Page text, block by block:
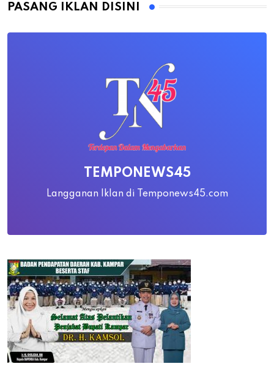
PASANG IKLAN DISINI
TEMPONEWS45
Langganan Iklan di Temponews45.com